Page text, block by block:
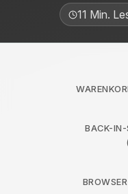
11 Min.
BACK-IN-